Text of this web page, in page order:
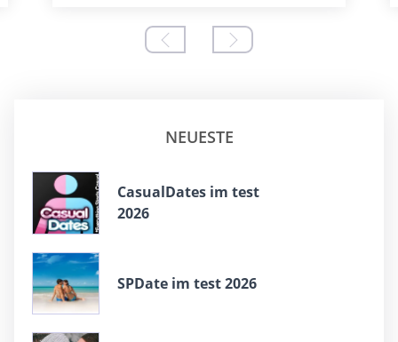
NEUESTE
СasualDates im test
2026
SPDate im test 2026